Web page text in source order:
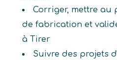
Corriger, mettre au
de fabrication et
à Tirer
Suivre des projets